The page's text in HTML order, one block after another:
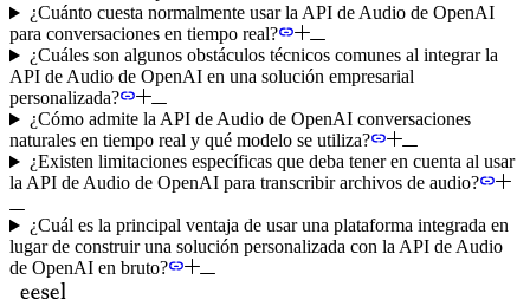
¿Cuánto cuesta normalmente usar la API de Audio de OpenAI
para conversaciones en tiempo real?
¿Cuáles son algunos obstáculos técnicos comunes al integrar la
API de Audio de OpenAI en una solución empresarial
personalizada?
¿Cómo admite la API de Audio de OpenAI conversaciones
naturales en tiempo real y qué modelo se utiliza?
¿Existen limitaciones específicas que deba tener en cuenta al usar
la API de Audio de OpenAI para transcribir archivos de audio?
¿Cuál es la principal ventaja de usar una plataforma integrada en
lugar de construir una solución personalizada con la API de Audio
de OpenAI en bruto?